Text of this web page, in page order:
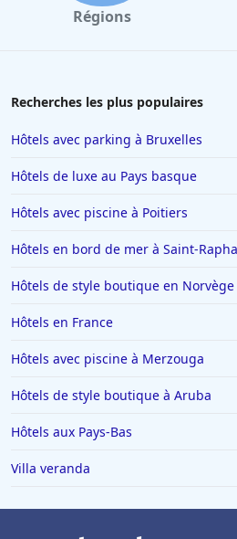
Régions
Recherches les plus populaires
Hôtels avec parking à Bruxelles
Hôtels de luxe au Pays basque
Hôtels avec piscine à Poitiers
Hôtels en bord de mer à Saint-
Hôtels de style boutique en Norvège
Hôtels en France
Hôtels avec piscine à Merzouga
Hôtels de style boutique à Aruba
Hôtels aux Pays-Bas
Villa veranda